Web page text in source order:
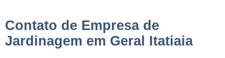
Contato de Empresa de
Jardinagem em Geral Itatiaia